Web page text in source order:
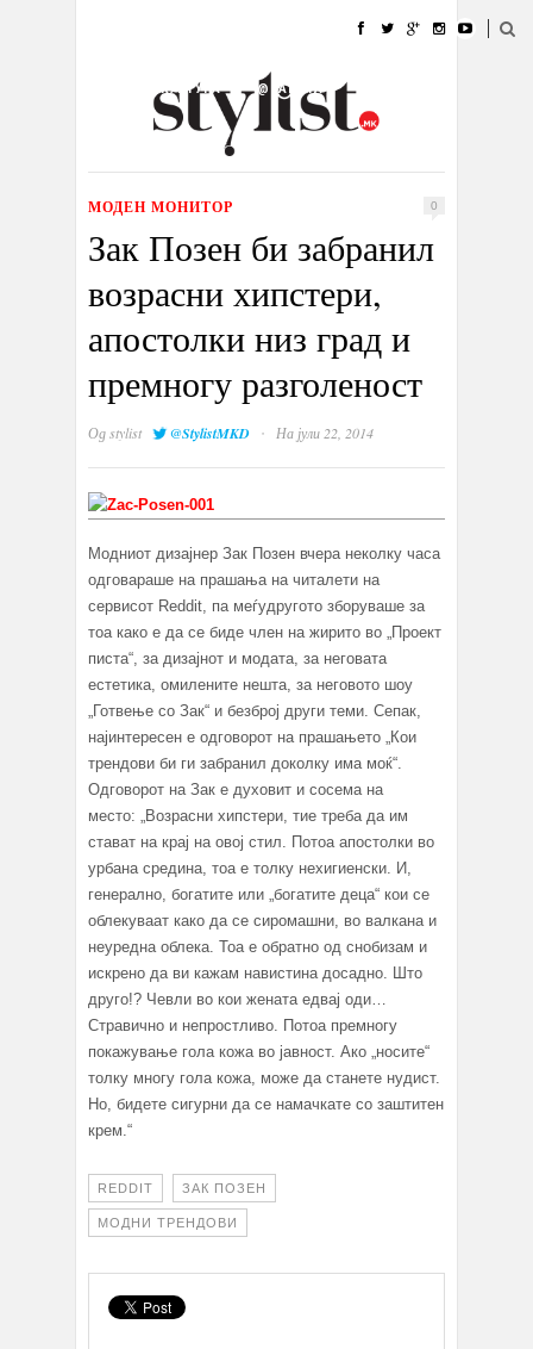
УБАВИНА
КУЛТУРА @РАБОТА
ИЗЛОГ
МОДЕН МОНИТОР 0
Зак Позен би забранил
возрасни хипстери,
апостолки низ град и
премногу разголеност
Одstylist @StylistMKD · На јули 22, 2014
Модниот дизајнер Зак Позен вчера неколку часа
одговараше на прашања на читалети на
сервисот Reddit, па меѓудругото зборуваше за
тоа како е да се биде член на жирито во „Проект
писта“, за дизајнот и модата, за неговата
естетика, омилените нешта, за неговото шоу
„Готвење со Зак“ и безброј други теми. Сепак,
најинтересен е одговорот на прашањето „Кои
трендови би ги забранил доколку има моќ“.
Одговорот на Зак е духовит и сосема на
место: „Возрасни хипстери, тие треба да им
стават на крај на овој стил. Потоа апостолки во
урбана средина, тоа е толку нехигиенски. И,
генерално, богатите или „богатите деца“ кои се
облекуваат како да се сиромашни, во валкана и
неуредна облека. Тоа е обратно од снобизам и
искрено да ви кажам навистина досадно. Што
друго!? Чевли во кои жената едвај оди…
Стравично и непростливо. Потоа премногу
покажување гола кожа во јавност. Ако „носите“
толку многу гола кожа, може да станете нудист.
Но, бидете сигурни да се намачкате со заштитен
крем.“
REDDIT ЗАК ПОЗЕН
МОДНИ ТРЕНДОВИ